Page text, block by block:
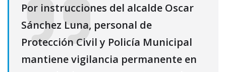
Por instrucciones del alcalde Oscar
Sánchez Luna, personal de
Protección Civil y Policía Municipal
mantiene vigilancia permanente en